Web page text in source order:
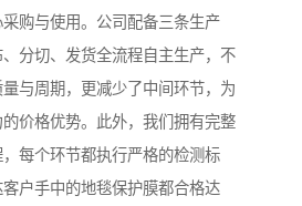
购与使用。公司配备三条生产
分切、发货全流程自主生产，不
与周期，更减少了中间环节，为
价格优势。此外，我们拥有完整
每个环节都执行严格的检测标
户手中的地毯保护膜都合格达